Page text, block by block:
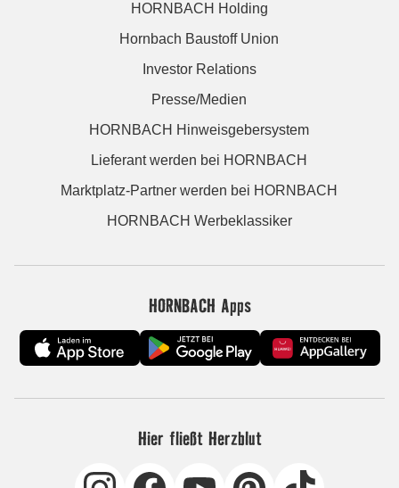
HORNBACH Holding
Hornbach Baustoff Union
Investor Relations
Presse/Medien
HORNBACH Hinweisgebersystem
Lieferant werden bei HORNBACH
Marktplatz-Partner werden bei HORNBACH
HORNBACH Werbeklassiker
HORNBACH Apps
Hier fließt Herzblut